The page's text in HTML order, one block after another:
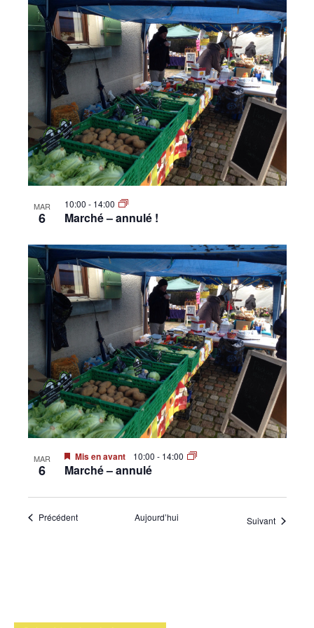
MAR
6
10:00 - 14:00
Marché – annulé !
MAR
6
Mis en avant 10:00 - 14:00
Marché – annulé
PrécédentÉvènements Aujourd’hui Suivant